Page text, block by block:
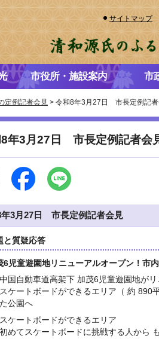
サイトマップ
市役所・施設案内 市
定例記者会見 > 令和8年3月27日 市長定例記
年3月27日 市長定例記者会
年3月27日 市長定例記者会見
と質疑応答
6児童遊園地リニューアルオープン！市
中国自動車道高架下 加茂6児童遊園地が
スケートボードができるエリア（ 約 890
た公園へ
スケートボードができるエリア
初めてスケートボードに挑戦する人から